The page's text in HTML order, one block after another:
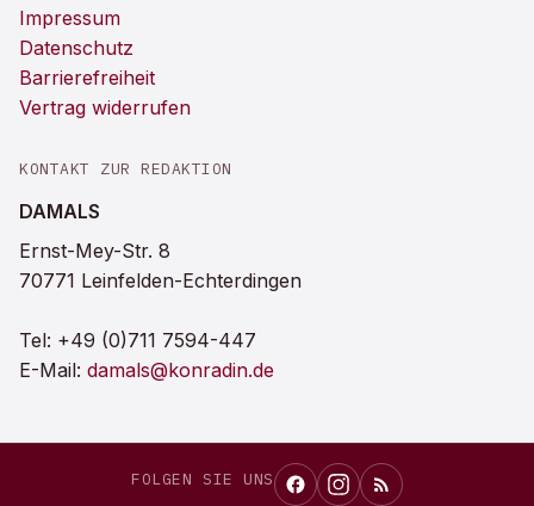
Impressum
Datenschutz
Barrierefreiheit
Vertrag widerrufen
KONTAKT ZUR REDAKTION
DAMALS
Ernst-Mey-Str. 8
70771 Leinfelden-Echterdingen
Tel: +49 (0)711 7594-447
E-Mail: damals@konradin.de
FOLGEN SIE UNS